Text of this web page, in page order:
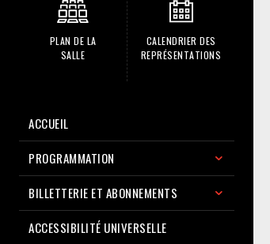
PLAN DE LA
SALLE
CALENDRIER DES
REPRÉSENTATIONS
ACCUEIL
PROGRAMMATION
BILLETTERIE ET ABONNEMENTS
ACCESSIBILITÉ UNIVERSELLE